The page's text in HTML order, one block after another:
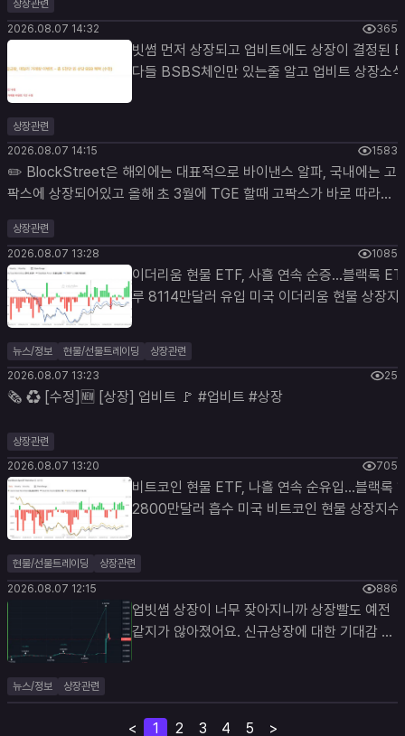
상장관련
2026.08.07 14:32
365
빗썸 먼저 상장되고 업비트에도 상장이 결정된
다들 BSBS체인만 있는줄 알고 업비트 상장소
이미 3월달에 최초상장되었던 바 있었던 것입니
이 퐉스년 업비트와 고팍스는 이더체인, 빗썸은 bnb 체인을
지원합니다 eth ca :
bnb ca :
상장된 곳이 별로 없어서 Eth 체인 바로 입금되
상장관련
2026.08.07 14:15
1583
✏️ BlockStreet은 해외에는 대표적으로 바이낸스 알파, 국내에는 고
팍스에 상장되어있고 올해 초 3월에 TGE 할때 고팍스가 바로 따라붙
어서 상장했었는데 오늘 업비트 빗썸 동시상장 나오면서 최근 업빗썸
상장 공식인 "코인베이스 상장 되어있어야 국내거래소가 상장한다" 공
식이 깨졌습니다. 고팍스가 초기에 빠르게 상장한 케이스가 몇개 보이
는데 입출금 보따리할때 참고하시면 좋을듯. 확인 결과 1. 업비트, 고팍
스는 ERC 기반 2. 빗썸 BSC 기반 토큰이라 입출금 보따리 장사꾼들
은 참고!
상장관련
2026.08.07 13:28
1085
이더리움 현물 ETF, 사흘 연속 순증…블랙록
루 8114만달러 유입 미국 이더리움 현물 상장지수펀드
입세를 이어갔다. 전체 유입 규모는 전일보다 확
며, 블랙록(BlackRock)의 ETHA가 대부분의
https://www.blockmedia.co.kr/archives/
뉴스/정보 현물/선물트레이딩
상장관련
2026.08.07 13:23
25
🗞 ♻️ [수정]🆕 [상장] 업비트 🚩 #업비트 #상장
상장관련
2026.08.07 13:20
705
비트코인 현물 ETF, 나흘 연속 순유입…블랙록
2800만달러 흡수 미국 비트코인 현물 상장지수펀드
이 다시 유입되는 모습을 보였다. 전체 유입 규모
않았지만 블랙록(BlackRock)의 IBIT가… #BTC 기사
https://www.blockmedia.co.kr/archives/
현물/선물트레이딩
상장관련
2026.08.07 12:15
886
업빗썸 상장이 너무 잦아지니까 상장빨도 예전
같지가 않아졌어요. 신규상장에 대한 기대감 자
뉴스/정보 상장관련
< 1 2 3 4 5 >